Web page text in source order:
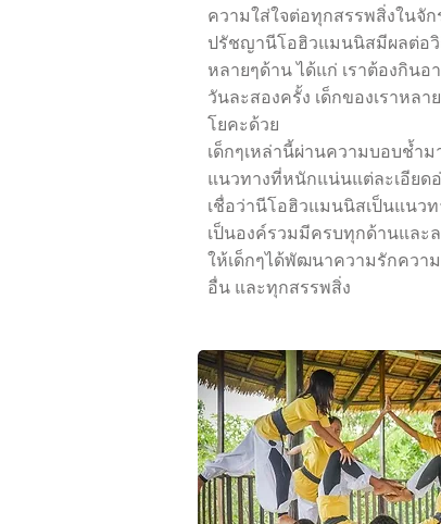
ความใส่ใจต่อทุกสรรพสิ่งในจัก
ปรัชญานีโอฮิวแมนนิสมีผลต่อวิ
หลายๆด้าน ได้แก่ เราต้องกินอ
วันละสองครั้ง เด็กของเราหล
โยคะด้วย
เด็กๆเหล่านี้ผ่านความบอบช้ำม
แนวทางที่หนักแน่นแต่ละเอียด
เชื่อว่านีโอฮิวแมนนิสเป็นแนว
เป็นองค์รวมมีครบทุกด้านและ
ให้เด็กๆได้พัฒนาความรักควา
อื่น และทุกสรรพสิ่ง